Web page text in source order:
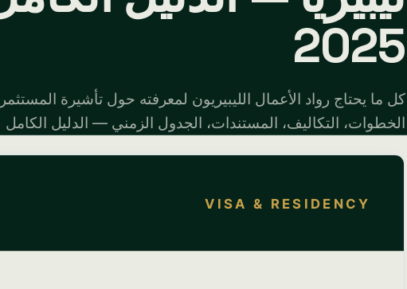
2025
كل ما يحتاج رواد الأعمال الليبيريون لمعرفته حول تأشيرة
الخطوات، التكاليف، المستندات، الجدول الزمني — الدليل الكامل لعام